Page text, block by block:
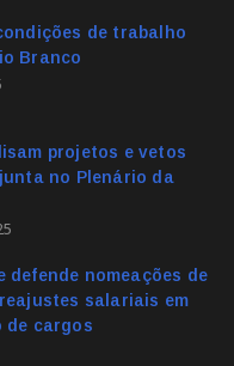
de trabalho
Branco
projetos e vetos
no Plenário da
defende nomeações de
salariais em
de cargos